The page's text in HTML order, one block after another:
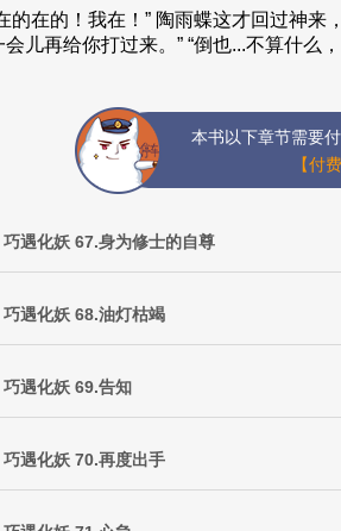
的在的！我在！” 陶雨蝶这才回过神
会儿再给你打过来。” “倒也...不算什么
本书以下章节需要
【付
遇化妖 67.身为修士的自尊
遇化妖 68.油灯枯竭
遇化妖 69.告知
遇化妖 70.再度出手